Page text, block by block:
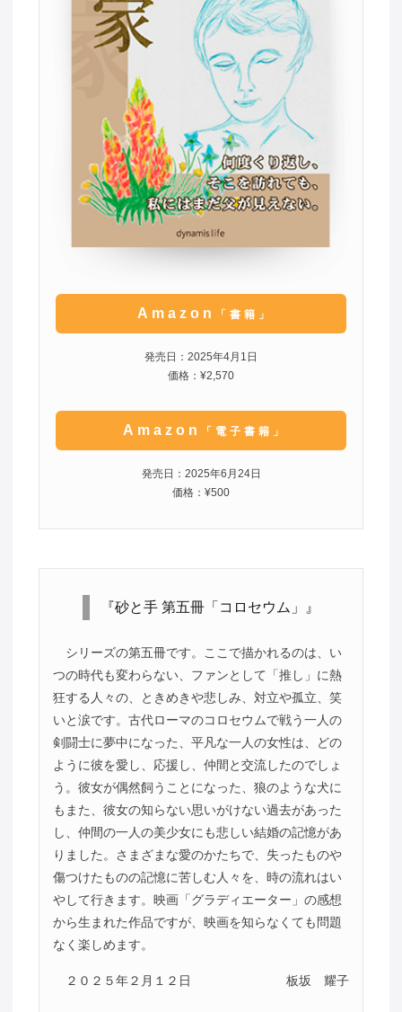
Amazon 「書籍」
発売日：2025年4月1日
価格：¥2,570
Amazon 「電子書籍」
発売日：2025年6月24日
価格：¥500
『砂と手 第五冊「コロセウム」』
シリーズの第五冊です。ここで描かれるのは、い
つの時代も変わらない、ファンとして「推し」に熱
狂する人々の、ときめきや悲しみ、対立や孤立、笑
いと涙です。古代ローマのコロセウムで戦う一人の
剣闘士に夢中になった、平凡な一人の女性は、どの
ように彼を愛し、応援し、仲間と交流したのでしょ
う。彼女が偶然飼うことになった、狼のような犬に
もまた、彼女の知らない思いがけない過去があった
し、仲間の一人の美少女にも悲しい結婚の記憶があ
りました。さまざまな愛のかたちで、失ったものや
傷つけたものの記憶に苦しむ人々を、時の流れはい
やして行きます。映画「グラディエーター」の感想
から生まれた作品ですが、映画を知らなくても問題
なく楽しめます。
２０２５年２月１２日 板坂 耀子